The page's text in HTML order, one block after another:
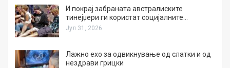
И покрај забраната австралиските
тинејџери ги користат социјалните…
Јул 31, 2026
Лажно ехо за одвикнување од слатки и од
нездрави грицки